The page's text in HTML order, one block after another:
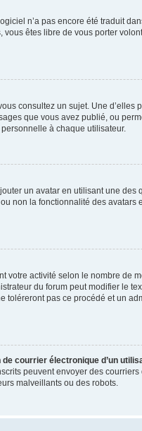
n’a pas encore été traduit
êtes libre de vous porter
consultez un sujet. Une
que vous avez publié, ou
à chaque utilisateur.
un avatar en utilisant une
non la fonctionnalité des
votre activité selon le nombre
du forum peut modifier le
toléreront pas ce procédé et un
courrier électronique d’un
peuvent envoyer des
malveillants ou des robots.